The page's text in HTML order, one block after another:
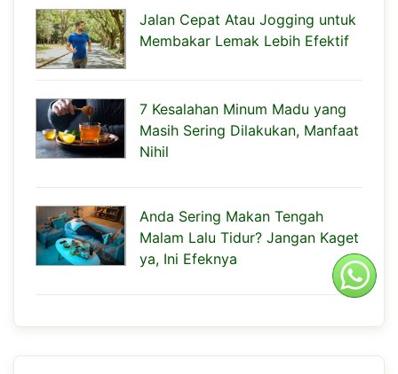
Jalan Cepat Atau Jogging untuk
Membakar Lemak Lebih Efektif
7 Kesalahan Minum Madu yang
Masih Sering Dilakukan, Manfaat
Nihil
Anda Sering Makan Tengah
Malam Lalu Tidur? Jangan Kaget
ya, Ini Efeknya